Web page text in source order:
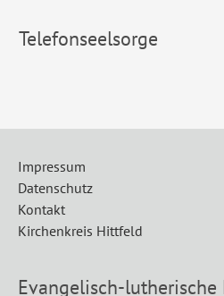
Telefonseelsorge
Impressum
Datenschutz
Kontakt
Kirchenkreis Hittfeld
Evangelisch-